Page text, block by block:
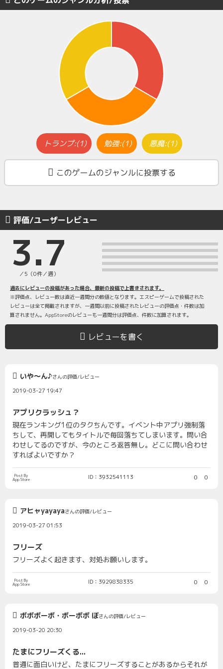
トランプ:(1) 勉強:(1) 悪魔:(1)
このゲームのジャンルに投票する
評価/ユーザーレビュー
3.7
／5（0件／週）
過去にレビューの投稿があった場合、最新の投稿で上書きされます。
※評価点、レビュー数は直近一週間分の数値となります。エスピーゲームで投稿された
レビューは全て掲載されますが、一週間以前に投稿されたレビューの評価点・件数は加
算されません。AppStoreのレビューも一週間分は評価点、件数に加算されます。
レビューを書く
いや〜ん♪さんの評価/レビュー
2019-03-27 19:47
アプリクラッシュ？
現在ランキング1位のタクちんです。イベント中アプリ強制落
ちして、再開してもタイトルで毎回落ちてしまいます。問い合
わせしてるのですが、今のところ返答無し。どこに問い合わせ
すればよいですか？
Post By
App Store ID：3932541113 0 0
アヒャyayayaさんの評価/レビュー
2019-03-27 01:53
フリーズ
フリーズよく起きます、対処お願いします。
Post By
App Store ID：3929838335 0 0
ボボボーボ・ボーボボ ぼさんの評価/レビュー
2019-03-20 20:30
たまにフリーズくる...
普通に面白いけど、たまにフリーズすることがあるからそれが